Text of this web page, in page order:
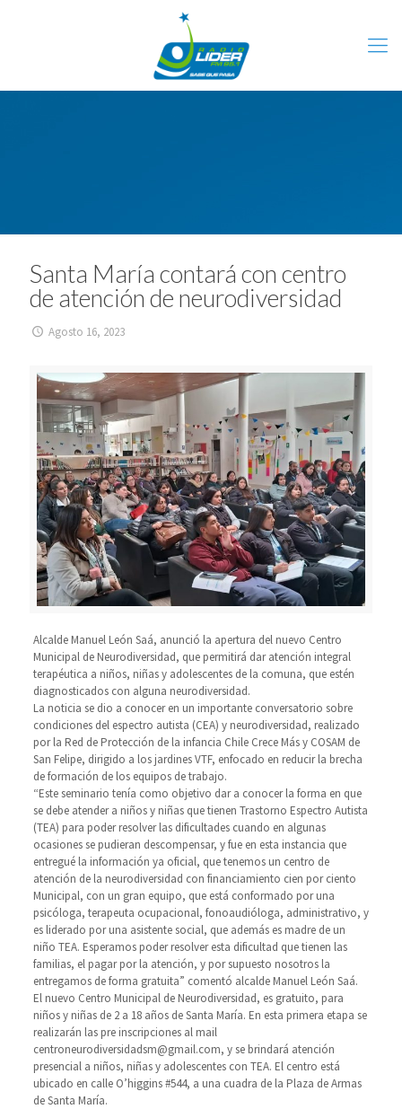
Santa María contará con centro
de atención de neurodiversidad
Agosto 16, 2023
Alcalde Manuel León Saá, anunció la apertura del nuevo Centro
Municipal de Neurodiversidad, que permitirá dar atención integral
terapéutica a niños, niñas y adolescentes de la comuna, que estén
diagnosticados con alguna neurodiversidad.
La noticia se dio a conocer en un importante conversatorio sobre
condiciones del espectro autista (CEA) y neurodiversidad, realizado
por la Red de Protección de la infancia Chile Crece Más y COSAM de
San Felipe, dirigido a los jardines VTF, enfocado en reducir la brecha
de formación de los equipos de trabajo.
“Este seminario tenía como objetivo dar a conocer la forma en que
se debe atender a niños y niñas que tienen Trastorno Espectro Autista
(TEA) para poder resolver las dificultades cuando en algunas
ocasiones se pudieran descompensar, y fue en esta instancia que
entregué la información ya oficial, que tenemos un centro de
atención de la neurodiversidad con financiamiento cien por ciento
Municipal, con un gran equipo, que está conformado por una
psicóloga, terapeuta ocupacional, fonoaudióloga, administrativo, y
es liderado por una asistente social, que además es madre de un
niño TEA. Esperamos poder resolver esta dificultad que tienen las
familias, el pagar por la atención, y por supuesto nosotros la
entregamos de forma gratuita” comentó alcalde Manuel León Saá.
El nuevo Centro Municipal de Neurodiversidad, es gratuito, para
niños y niñas de 2 a 18 años de Santa María. En esta primera etapa se
realizarán las pre inscripciones al mail
centroneurodiversidadsm@gmail.com, y se brindará atención
presencial a niños, niñas y adolescentes con TEA. El centro está
ubicado en calle O’higgins #544, a una cuadra de la Plaza de Armas
de Santa María.